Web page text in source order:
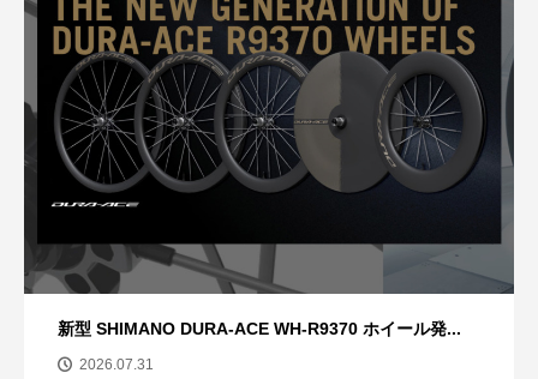
新型 SHIMANO DURA-ACE WH-R9370 ホイール発...
2026.07.31